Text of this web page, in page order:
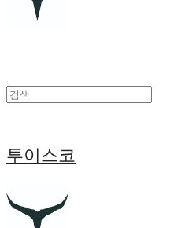
투이스코